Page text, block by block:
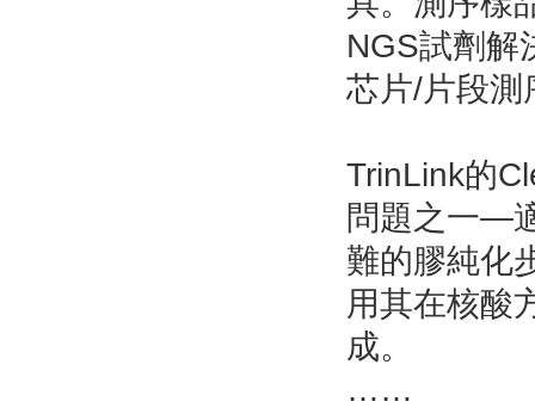
NGS試劑解
芯片/片段測
TrinLink的
問題之一—
難的膠純化
用其在核酸
成。
……